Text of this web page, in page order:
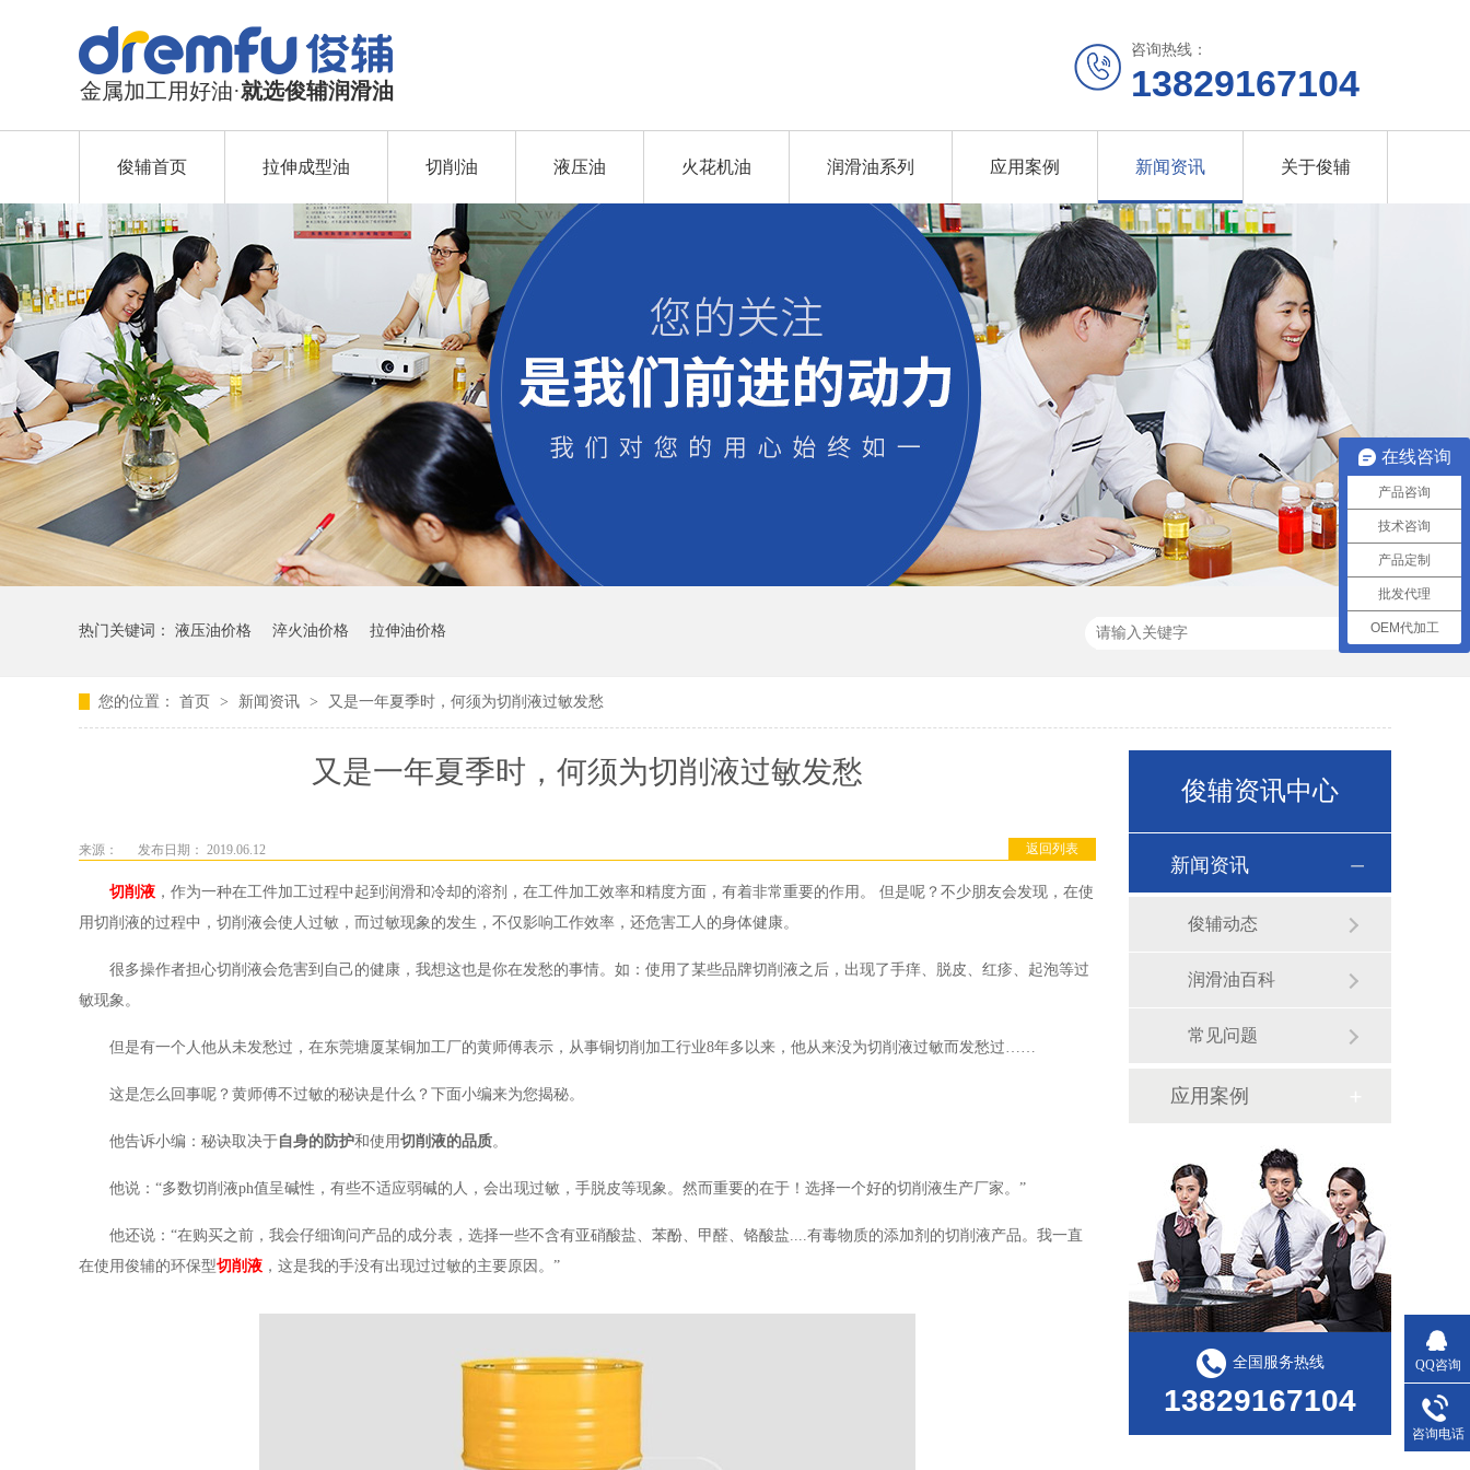
金属加工用好油·就选俊辅润滑油
咨询热线：
13829167104
俊辅首页 拉伸成型油 切削油 液压油 火花机油 润滑油系列 应用案例 新闻资讯 关于俊辅
热门关键词： 液压油价格 淬火油价格 拉伸油价格
您的位置： 首页 > 新闻资讯 > 又是一年夏季时，何须为切削液过敏发愁
又是一年夏季时，何须为切削液过敏发愁
返回列表
来源： 发布日期： 2019.06.12
切削液 ，作为一种在工件加工过程中起到润滑和冷却的溶剂，在工件加工效率和精度方面，有着非常重要的作用。
但是呢？不少朋友会发现，在使
用切削液的过程中，切削液会使人过敏，而过敏现象的发生，不仅影响工作效率，还危害工人的身体健康。
很多操作者担心切削液会危害到自己的健康，我想这也是你在发愁的事情。如：使用了某些品牌切削液之后，出现了手痒、脱皮、红疹、起泡等过
敏现象。
但是有一个人他从未发愁过，在东莞塘厦某铜加工厂的黄师傅表示，从事铜切削加工行业8年多以来，他从来没为切削液过敏而发愁过……
这是怎么回事呢？黄师傅不过敏的秘诀是什么？下面小编来为您揭秘。
他告诉小编：秘诀取决于自身的防护和使用切削液的品质。
他说：“多数切削液ph值呈碱性，有些不适应弱碱的人，会出现过敏，手脱皮等现象。然而重要的在于！选择一个好的切削液生产厂家。”
他还说：“在购买之前，我会仔细询问产品的成分表，选择一些不含有亚硝酸盐、苯酚、甲醛、铬酸盐....有毒物质的添加剂的切削液产品。我一直
在使用俊辅的环保型切削液 ，这是我的手没有出现过过敏的主要原因。”
俊辅资讯中心
新闻资讯
俊辅动态
润滑油百科
常见问题
应用案例
全国服务热线
13829167104
QQ咨询
咨询电话
在线咨询
产品咨询
技术咨询
产品定制
批发代理
OEM代加工